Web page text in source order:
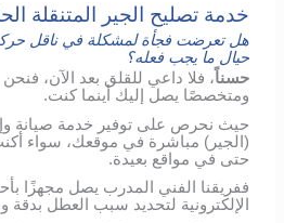
خدمة تصليح الجير المتنقلة
هل تعرضت فجأة لمشكلة في ناقل
حيال ما يجب فعله؟
حسناً، فلا داعي للقلق بعد الآن،
ومتخصصًا يصل إليك أينما كنت.
حيث نحرص على توفير خدمة صيانة
(الجير) مباشرة في موقعك، سواء
حتى في مواقع بعيدة.
ففريقنا الفني المدرب يصل مجهزًا
الإلكترونية لتحديد سبب العطل